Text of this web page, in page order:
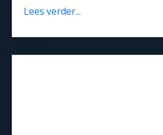
Lees verder...